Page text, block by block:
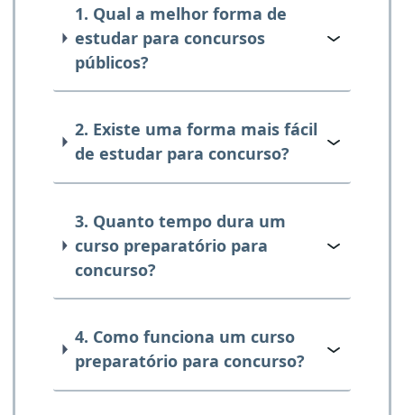
1. Qual a melhor forma de
estudar para concursos
públicos?
2. Existe uma forma mais fácil
de estudar para concurso?
3. Quanto tempo dura um
curso preparatório para
concurso?
4. Como funciona um curso
preparatório para concurso?